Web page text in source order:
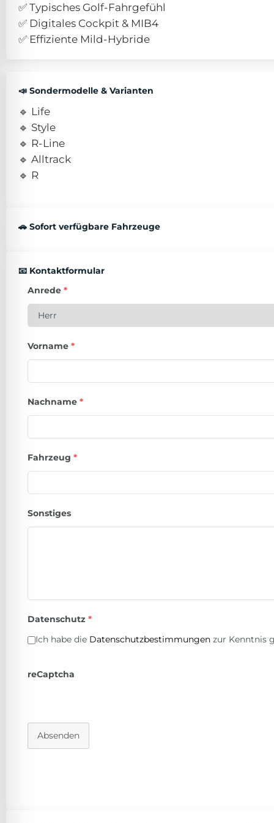
✅ Typisches Golf-Fahrgefühl
✅ Digitales Cockpit & MIB4
✅ Effiziente Mild-Hybride
📣 Sondermodelle & Varianten
🔹 Life
🔹 Style
🔹 R-Line
🔹 Alltrack
🔹 R
🚗 Sofort verfügbare Fahrzeuge
📧 Kontaktformular
Anrede *
Vorname *
Nachname *
Fahrzeug *
Sonstiges
Datenschutz *
Ich habe die Datenschutzbestimmungen zur Kenntnis
reCaptcha
Absenden